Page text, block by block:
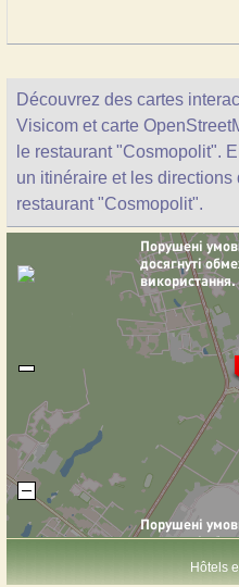
Découvrez des cartes
Visicom et carte
le restaurant "Cosmopolit".
un itinéraire et les directions
restaurant "Cosmopolit".
Hôtels